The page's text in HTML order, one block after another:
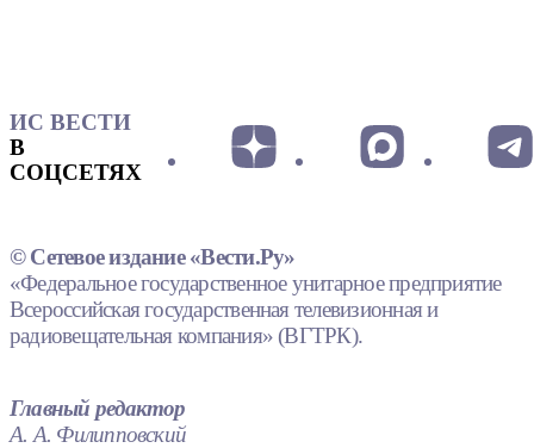
ИС ВЕСТИ
В
СОЦСЕТЯХ
© Сетевое издание «Вести.Ру»
«Федеральное государственное унитарное предприятие
Всероссийская государственная телевизионная и
радиовещательная компания» (ВГТРК).
Главный редактор
А. А. Филипповский